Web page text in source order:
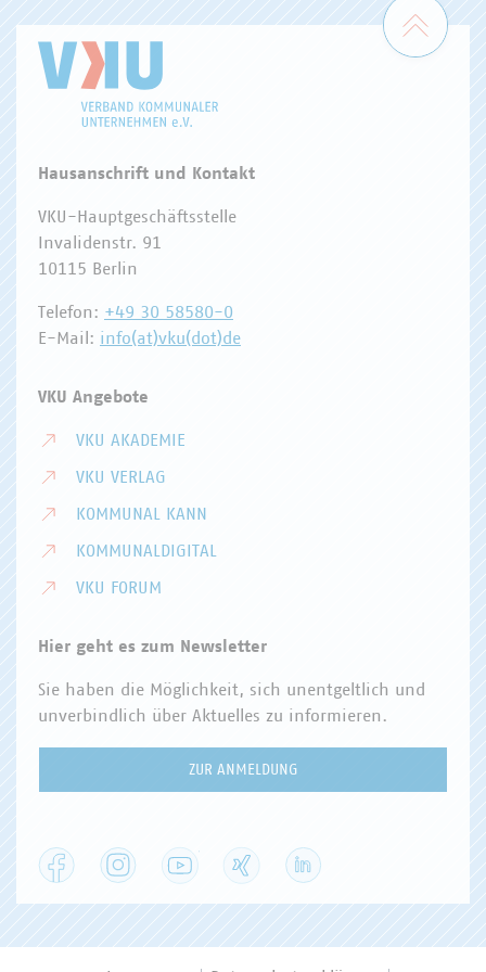
Zum
Hausanschrift und Kontakt
VKU-Hauptgeschäftsstelle
Invalidenstr. 91
10115 Berlin
Telefon: +49 30 58580-0
E-Mail: info(at)vku(dot)de
VKU Angebote
VKU AKADEMIE
VKU VERLAG
KOMMUNAL KANN
KOMMUNALDIGITAL
VKU FORUM
Hier geht es zum Newsletter
Sie haben die Möglichkeit, sich unentgeltlich und
unverbindlich über Aktuelles zu informieren.
ZUR ANMELDUNG
Facebook Instagram YouTube